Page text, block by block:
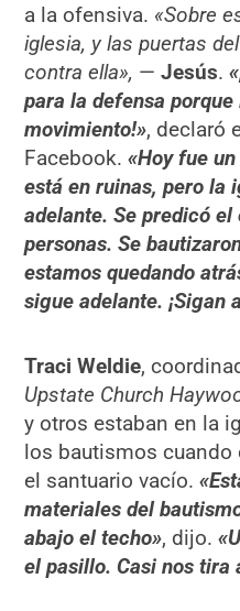
a la ofensiva. «Sobre
iglesia, y las puertas
contra ella», —Jesús.
para la defensa
movimiento!», declaró
Facebook.«Hoy fue
está en ruinas, pero la
adelante. Se predicó
personas. Se
estamos quedando
sigue adelante. ¡Sigan
Traci Weldie,
Upstate Church
y otros estaban en la
los bautismos cuando
el santuario vacío.
materiales del
abajo el techo», dijo.
el pasillo. Casi nos tira